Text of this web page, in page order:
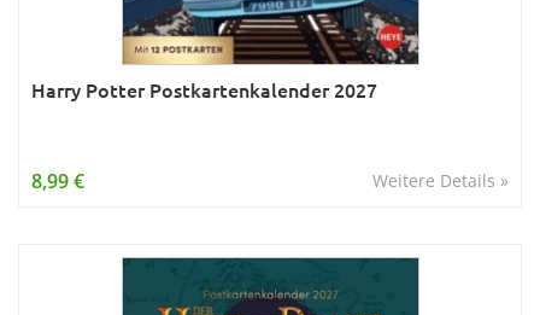
Harry Potter Postkartenkalender 2027
Weitere Details »
8,99 €